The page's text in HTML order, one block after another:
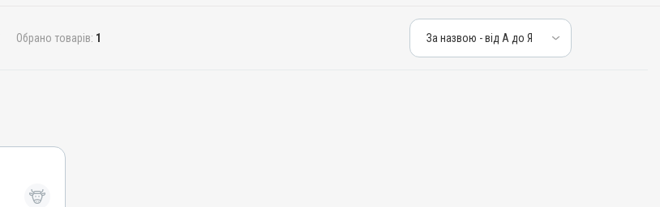
Обрано товарів: 1 За назвою - від А до Я